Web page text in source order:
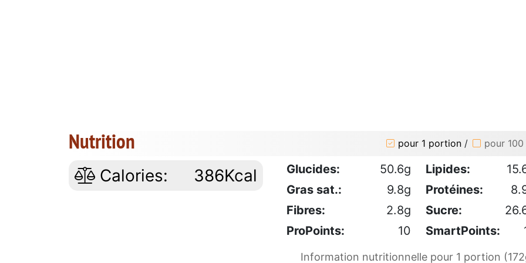
Nutrition pour 1 portion / pour 100
Calories: 386Kcal Glucides: 50.6g Lipides:
Gras sat.:
9.8g Protéines:
Fibres:
2.8g Sucre:
ProPoints:
10 SmartPoints:
Information nutritionnelle pour 1 portion